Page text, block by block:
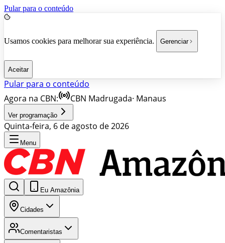
Pular para o conteúdo
Usamos cookies para melhorar sua experiência. Gerenciar
Aceitar
Pular para o conteúdo
Agora na CBN:
CBN Madrugada· Manaus
Ver programação
Quinta-feira, 6 de agosto de 2026
Menu
Eu Amazônia
Cidades
Comentaristas